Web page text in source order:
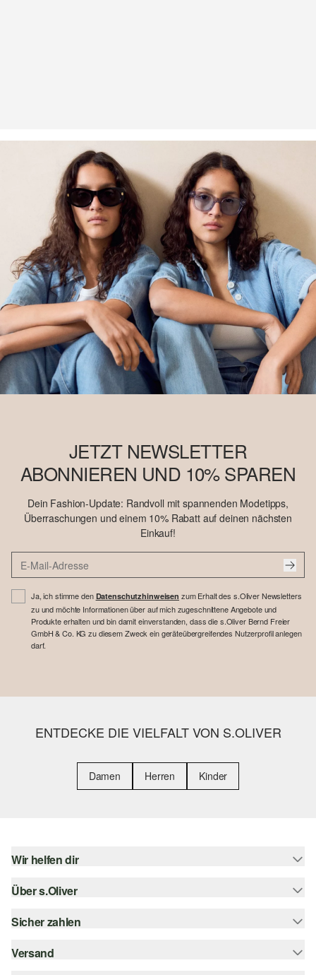
JETZT NEWSLETTER
ABONNIEREN UND 10% SPAREN
Dein Fashion-Update: Randvoll mit spannenden Modetipps,
Überraschungen und einem 10% Rabatt auf deinen nächsten
Einkauf!
Ja, ich stimme den Datenschutzhinweisen zum Erhalt des s.Oliver Newsletters
zu und möchte Informationen über auf mich zugeschnittene Angebote und
Produkte erhalten und bin damit einverstanden, dass die s.Oliver Bernd Freier
GmbH & Co. KG zu diesem Zweck ein geräteübergreifendes Nutzerprofil anlegen
darf.
ENTDECKE DIE VIELFALT VON S.OLIVER
Damen Herren Kinder
Wir helfen dir
Hilfe & FAQ
Größenberatung
Über s.Oliver
s.Oliver Magazin
Whatsapp
Sicher zahlen
Rechnung
Versand